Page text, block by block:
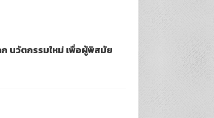
นวัตกรรมใหม่ เพื่อผู้พิสมัย